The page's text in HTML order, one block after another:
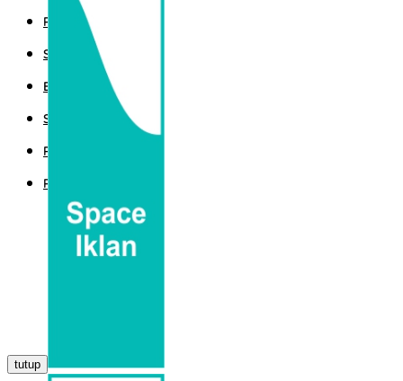
POLITIK
SPORT
EKBIS
SAINTEK
PEMERINTAHAN
PARLEMEN
tutup